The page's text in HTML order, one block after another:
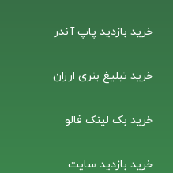
خرید بازدید پاپ آندر
خرید تبلیغ بنری ارزان
خرید بک لینک فالو
خرید بازدید سایت